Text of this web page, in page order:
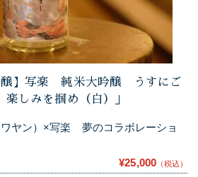
醸】写楽 純米大吟醸 うすにご
しみを掴め（白）」
ワヤン）×写楽 夢のコラボレーショ
¥25,000 （税込）